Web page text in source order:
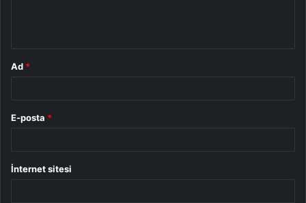
Ad *
E-posta *
İnternet sitesi